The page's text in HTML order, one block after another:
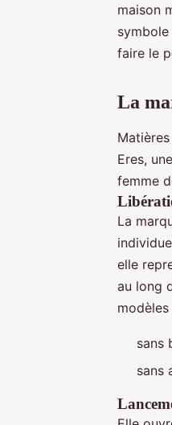
maison
faire le
La
Eres,
femme
La
elle
au long
sans
sans